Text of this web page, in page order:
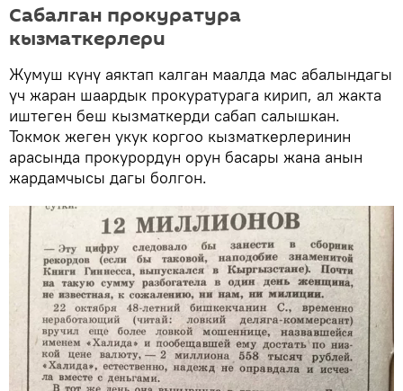
Сабалган прокуратура
кызматкерлери
Жумуш күнү аяктап калган маалда мас абалындагы
үч жаран шаардык прокуратурага кирип, ал жакта
иштеген беш кызматкерди сабап салышкан.
Токмок жеген укук коргоо кызматкерлеринин
арасында прокурордун орун басары жана анын
жардамчысы дагы болгон.